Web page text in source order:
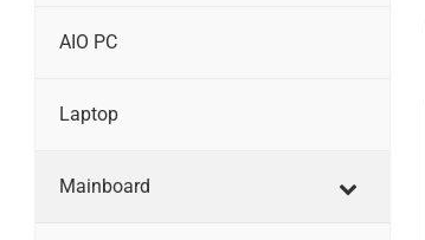
AIO PC
Laptop
Mainboard